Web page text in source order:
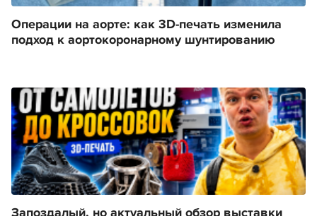
Операции на аорте: как 3D-печать изменила
подход к аортокоронарному шунтированию